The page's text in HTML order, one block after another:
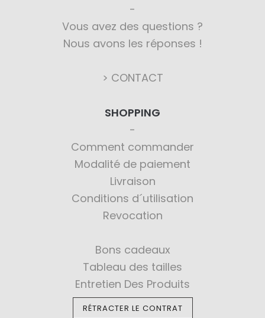
Vous avez des questions ?
Nous avons les réponses !
> CONTACT
SHOPPING
Comment commander
Modalité de paiement
Livraison
Conditions d´utilisation
Revocation
Bons cadeaux
Tableau des tailles
Entretien Des Produits
RÉTRACTER LE CONTRAT